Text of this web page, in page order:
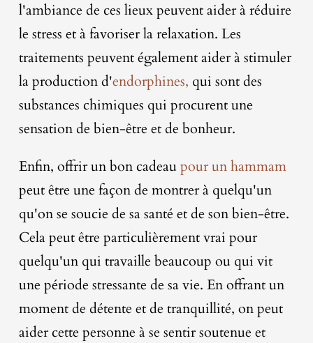
l'ambiance de ces lieux peuvent aider à réduire
le stress et à favoriser la relaxation. Les
traitements peuvent également aider à stimuler
la production d'endorphines, qui sont des
substances chimiques qui procurent une
sensation de bien-être et de bonheur.
Enfin, offrir un bon cadeau pour un hammam
peut être une façon de montrer à quelqu'un
qu'on se soucie de sa santé et de son bien-être.
Cela peut être particulièrement vrai pour
quelqu'un qui travaille beaucoup ou qui vit
une période stressante de sa vie. En offrant un
moment de détente et de tranquillité, on peut
aider cette personne à se sentir soutenue et